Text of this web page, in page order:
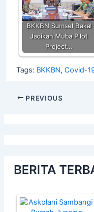
BKKBN Sumsel Bakal
Jadikan Muba Pilot
Project…
Tags: BKKBN, Covid-
PREVIOUS
BERITA